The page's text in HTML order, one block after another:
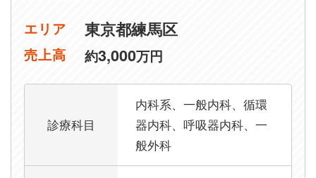
エリア 東京都練馬区
売上高 約3,000万円
診療科目
内科系、一般内科、循環
器内科、呼吸器内科、一
般外科